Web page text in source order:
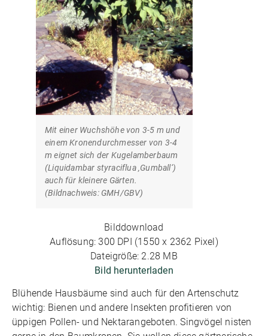
Mit einer Wuchshöhe von 3-5 m und
einem Kronendurchmesser von 3-4
m eignet sich der Kugelamberbaum
(Liquidambar styraciflua ‚Gumball‘)
auch für kleinere Gärten.
(Bildnachweis: GMH/GBV)
Bilddownload
Auflösung: 300 DPI (1550 x 2362 Pixel)
Dateigröße: 2.28 MB
Bild herunterladen
Blühende Hausbäume sind auch für den Artenschutz
wichtig: Bienen und andere Insekten profitieren von
üppigen Pollen- und Nektarangeboten. Singvögel nisten